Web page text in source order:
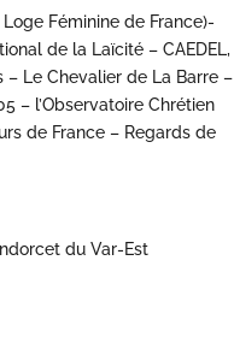
Loge Féminine de France)-
de la Laïcité – CAEDEL,
– Le Chevalier de La Barre –
– l’Observatoire Chrétien
de France – Regards de
du Var-Est